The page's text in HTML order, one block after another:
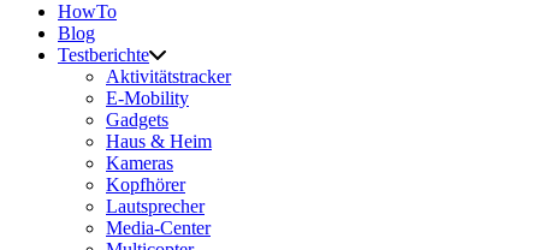
HowTo
Blog
Testberichte
Aktivitätstracker
E-Mobility
Gadgets
Haus & Heim
Kameras
Kopfhörer
Lautsprecher
Media-Center